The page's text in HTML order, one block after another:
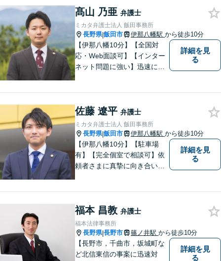
髙山 乃亜 弁護士
ミカタ弁護士法人 飯田事務所
長野県|飯田市 伊那八幡駅 から徒歩10分
【伊那八幡10分】【全国対
応・Web面談可】【インター
ネット問題に強い】迅速に対
のようなことでも、お気軽に
ご相談ください。
詳細を見
る
佐藤 遼平 弁護士
ミカタ弁護士法人 飯田事務所
長野県|飯田市 伊那八幡駅 から徒歩10分
【伊那八幡10分】【駐車場
有】【完全個室で相談可】依
頼者さまに真摯に向き合い、
は日本全国です。 遠方の方は
Web面談や電話でのご連絡が
可能です。
詳細を見
る
福本 昌教 弁護士
福本法律事務所
長野県|長野市 篠ノ井駅 から徒歩10分
【長野市，千曲市，坂城町な
ど北信東信の事案に迅速対
詳細を見
る